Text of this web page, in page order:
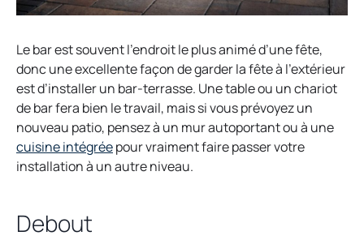
Le bar est souvent l’endroit le plus animé d’une fête,
donc une excellente façon de garder la fête à l’extérieur
est d’installer un bar-terrasse. Une table ou un chariot
de bar fera bien le travail, mais si vous prévoyez un
nouveau patio, pensez à un mur autoportant ou à une
cuisine intégréepour vraiment faire passer votre
installation à un autre niveau.
Debout